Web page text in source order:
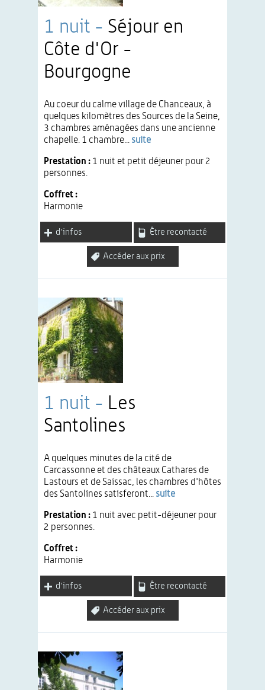
1 nuit - Séjour en
Côte d'Or -
Bourgogne
Au coeur du calme village de Chanceaux, à
quelques kilomètres des Sources de la Seine,
3 chambres aménagées dans une ancienne
chapelle. 1 chambre... suite
Prestation : 1 nuit et petit déjeuner pour 2
personnes.
Coffret :
Harmonie
d'infos Être recontacté
Accéder aux prix
1 nuit - Les
Santolines
A quelques minutes de la cité de
Carcassonne et des châteaux Cathares de
Lastours et de Saissac, les chambres d'hôtes
des Santolines satisferont... suite
Prestation : 1 nuit avec petit-déjeuner pour
2 personnes.
Coffret :
Harmonie
d'infos Être recontacté
Accéder aux prix